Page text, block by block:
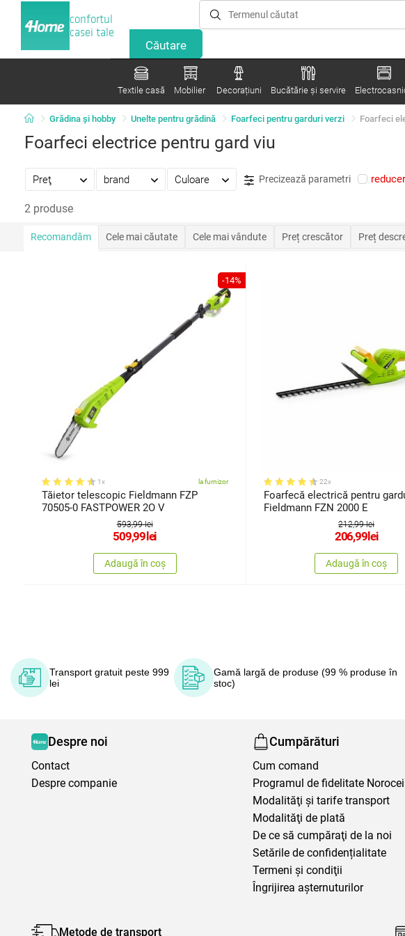
confortul
casei tale
Textile casă Mobilier Decorațiuni Bucătărie și servire
Grădina şi hobby Unelte pentru grădină Foarfeci pentru garduri verzi Foarfeci
Foarfeci electrice pentru gard viu
Preţ brand Culoare Precizează parametri
2 produse
Recomandăm Cele mai căutate Cele mai vândute Preț crescător Preț
-14%
1x la furnizor
Tăietor telescopic Fieldmann FZP
70505-0 FASTPOWER 2O V
593,99 lei
509,99 lei
Adaugă în coș
22x
Foarfecă electrică pentru
Fieldmann FZN 2000 E
212,99 lei
206,99 lei
Adaugă în coș
Transport gratuit peste 999
lei
Gamă largă de produse (99 % produse în
stoc)
Despre noi
Contact
Despre companie
Cumpărături
Cum comand
Programul de fidelitate Norocei
Modalităţi şi tarife transport
Modalităţi de plată
De ce să cumpăraţi de la noi
Setările de confidențialitate
Termeni şi condiţii
Îngrijirea așternuturilor
Metode de transport